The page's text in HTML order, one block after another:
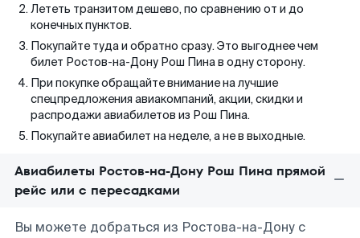
Лететь транзитом дешево, по сравнению от и до
конечных пунктов.
Покупайте туда и обратно сразу. Это выгоднее чем
билет Ростов-на-Дону Рош Пина в одну сторону.
При покупке обращайте внимание на лучшие
спецпредложения авиакомпаний, акции, скидки и
распродажи авиабилетов из Рош Пина.
Покупайте авиабилет на неделе, а не в выходные.
Авиабилеты Ростов-на-Дону Рош Пина прямой
рейс или с пересадками
Вы можете добраться из Ростова-на-Дону с